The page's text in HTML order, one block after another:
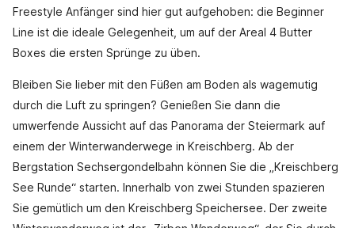
Freestyle Anfänger sind hier gut aufgehoben: die Beginner
Line ist die ideale Gelegenheit, um auf der Areal 4 Butter
Boxes die ersten Sprünge zu üben.
Bleiben Sie lieber mit den Füßen am Boden als wagemutig
durch die Luft zu springen? Genießen Sie dann die
umwerfende Aussicht auf das Panorama der Steiermark auf
einem der Winterwanderwege in Kreischberg. Ab der
Bergstation Sechsergondelbahn können Sie die „Kreischberg
See Runde“ starten. Innerhalb von zwei Stunden spazieren
Sie gemütlich um den Kreischberg Speichersee. Der zweite